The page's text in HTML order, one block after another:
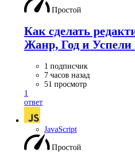
Простой
Как сделать
Жанр, Год и Успели
1 подписчик
7 часов назад
51 просмотр
1
ответ
JavaScript
Простой